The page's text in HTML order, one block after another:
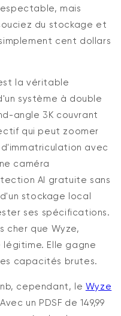
mais
du stockage et
cent dollars
la véritable
système à double
angle 3K couvrant
qui peut zoomer
avec
caméra
AI gratuite sans
stockage local
ses spécifications.
cher que Wyze,
légitime. Elle gagne
capacités brutes.
cependant, le Wyze
un PDSF de 149,99